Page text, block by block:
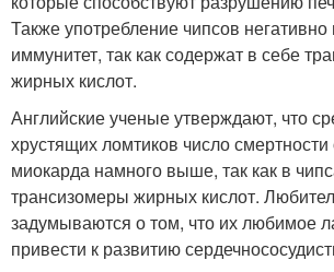
Также употребление чипсов негативно
иммунитет, так как содержат в себе
жирных кислот.
Английские ученые утверждают, что
хрустящих ломтиков число
миокарда намного выше, так как в
трансизомеры жирных кислот.
задумываются о том, что их любимое
привести к развитию